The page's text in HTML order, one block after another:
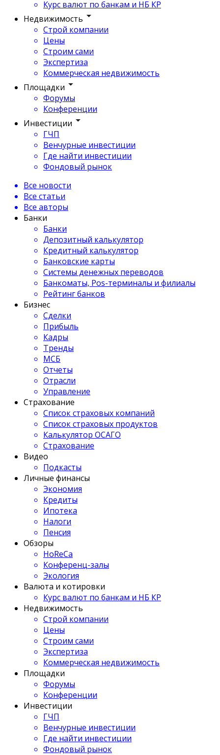
Курс валют по банкам и НБ КР
Недвижимость
Строй компании
Цены
Строим сами
Экспертиза
Коммерческая недвижимость
Площадки
Форумы
Конференции
Инвестиции
ГЧП
Венчурные инвестиции
Где найти инвестиции
Фондовый рынок
Все новости
Все статьи
Все авторы
Банки
Банки
Депозитный калькулятор
Кредитный калькулятор
Банковские карты
Системы денежных переводов
Банкоматы, Pos-терминалы и филиалы
Рейтинг банков
Бизнес
Сделки
Прибыль
Кадры
Тренды
МСБ
Отчеты
Отрасли
Управление
Страхование
Список страховых компаний
Список страховых продуктов
Калькулятор ОСАГО
Страхование
Видео
Подкасты
Личные финансы
Экономия
Кредиты
Ипотека
Налоги
Пенсия
Обзоры
HoReCa
Конференц-залы
Экология
Валюта и котировки
Курс валют по банкам и НБ КР
Недвижимость
Строй компании
Цены
Строим сами
Экспертиза
Коммерческая недвижимость
Площадки
Форумы
Конференции
Инвестиции
ГЧП
Венчурные инвестиции
Где найти инвестиции
Фондовый рынок